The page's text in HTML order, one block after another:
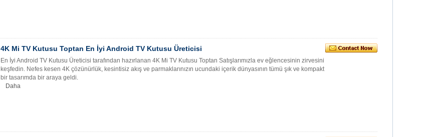
4K Mi TV Kutusu Toptan En İyi Android TV Kutusu Üreticisi
En İyi Android TV Kutusu Üreticisi tarafından hazırlanan 4K Mi TV Kutusu Toptan Satışlarımızla ev eğlencesinin zirvesini
keşfedin. Nefes kesen 4K çözünürlük, kesintisiz akış ve parmaklarınızın ucundaki içerik dünyasının tümü şık ve kompakt
bir tasarımda bir araya geldi.
Daha